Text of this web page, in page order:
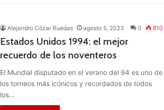
Alejandro Cózar Ruedas agosto 5, 2023 0 810
Estados Unidos 1994: el mejor
recuerdo de los noventeros
El Mundial disputado en el verano del 94 es uno de
los torneos más icónicos y recordados de todos
los…